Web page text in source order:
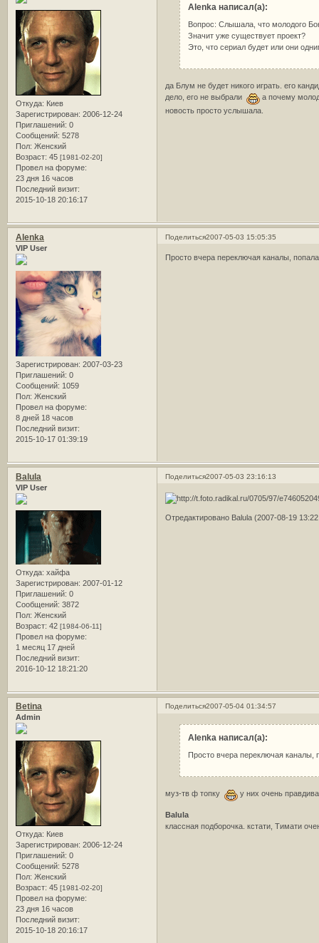
Откуда: Киев
Зарегистрирован: 2006-12-24
Приглашений: 0
Сообщений: 5278
Пол: Женский
Возраст: 45 [1981-02-20]
Провел на форуме:
23 дня 16 часов
Последний визит:
2015-10-18 20:16:17
Alenka написал(а):
Вопрос: Слышала, что молодого
Значит уже существует проект?
Это, что сериал будет или они
да Блум не будет никого играть. его
дело, его не выбрали
а почему
новость просто услышала.
Поделиться2007-05-03 15:05:35
Alenka
VIP User
Зарегистрирован: 2007-03-23
Приглашений: 0
Сообщений: 1059
Пол: Женский
Провел на форуме:
8 дней 18 часов
Последний визит:
2015-10-17 01:39:19
Просто вчера переключая каналы,
Поделиться2007-05-03 23:16:13
Balula
VIP User
Откуда: хайфа
Зарегистрирован: 2007-01-12
Приглашений: 0
Сообщений: 3872
Пол: Женский
Возраст: 42 [1984-06-11]
Провел на форуме:
1 месяц 17 дней
Последний визит:
2016-10-12 18:21:20
Отредактировано Balula (2007-08-19
Поделиться2007-05-04 01:34:57
Betina
Admin
Откуда: Киев
Зарегистрирован: 2006-12-24
Приглашений: 0
Сообщений: 5278
Пол: Женский
Возраст: 45 [1981-02-20]
Провел на форуме:
23 дня 16 часов
Последний визит:
2015-10-18 20:16:17
Alenka написал(а):
Просто вчера переключая каналы,
муз-тв ф топку у них очень
Balula
классная подборочка. кстати, Тимати